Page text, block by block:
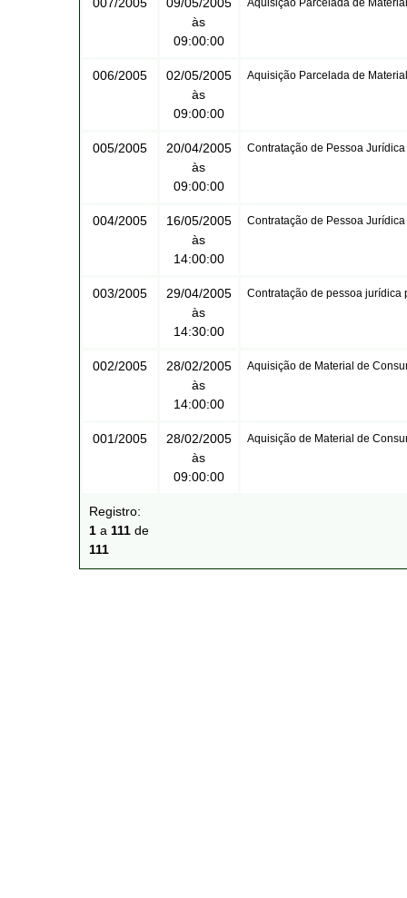
às
09:00:00
Aquisição Parcelada de
006/2005
02/05/2005
às
09:00:00
Aquisição Parcelada de
005/2005
20/04/2005
às
09:00:00
Contratação de Pessoa
004/2005
16/05/2005
às
14:00:00
Contratação de Pessoa
003/2005
29/04/2005
às
14:30:00
Contratação de pessoa jurídica
002/2005
28/02/2005
às
14:00:00
Aquisição de Material de
001/2005
28/02/2005
às
09:00:00
Aquisição de Material de
Registro:
1a 111de
111